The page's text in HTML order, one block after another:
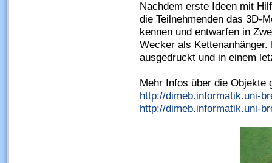
Nachdem erste Ideen mit
die Teilnehmenden das 3D-
kennen und entwarfen in
Wecker als
ausgedruckt und in einem
Mehr Infos über die Objekte
http://dimeb.informatik.uni-
http://dimeb.informatik.uni-